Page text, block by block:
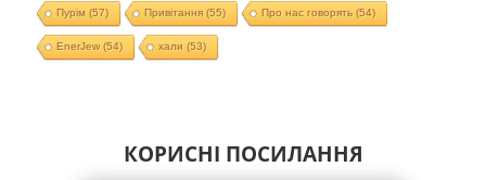
Пурім (57) Привітання(55) Про нас говорять(54)
EnerJew(54) хали (53)
КОРИСНІ ПОСИЛАННЯ